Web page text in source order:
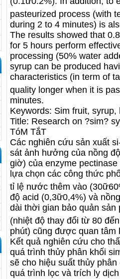
pasteurized process (with
during 2 to 4 minutes) is
The results showed that
for 5 hours perform
processing (50% water
syrup can be produced
characteristics (in term of
quality longer when it is
minutes.
Keywords: Sim fruit,
Title: Research on ?sim?
TóM TắT
Các nghiên cứu sản xuất
sát ảnh hưởng của nồng
giờ) của enzyme
lựa chọn các công thức
tỉ lệ nước thêm vào
độ acid (0,3ữ0,4%) và
dài thời gian bảo quản sản
(nhiệt độ thay đổi từ 80
phút) cũng được quan tâm
Kết quả nghiên cứu cho
quá trình thủy phân khối
sẽ cho hiệu suất thủy
quá trình lọc và trích ly